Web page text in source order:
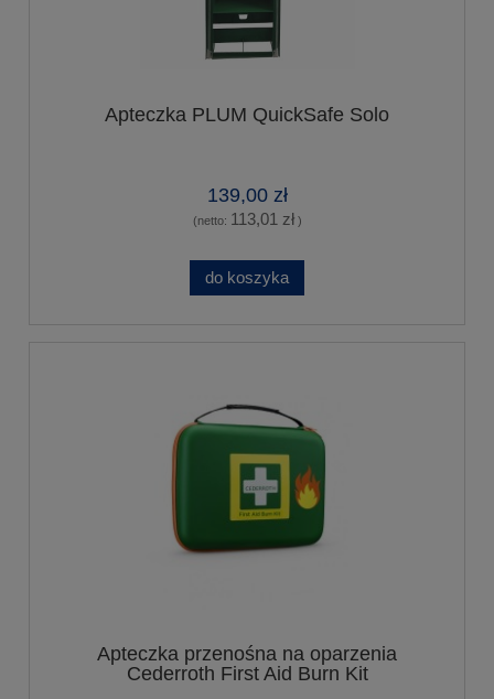
Apteczka PLUM QuickSafe Solo
139,00 zł
(netto: 113,01 zł)
do koszyka
Apteczka przenośna na oparzenia
Cederroth First Aid Burn Kit